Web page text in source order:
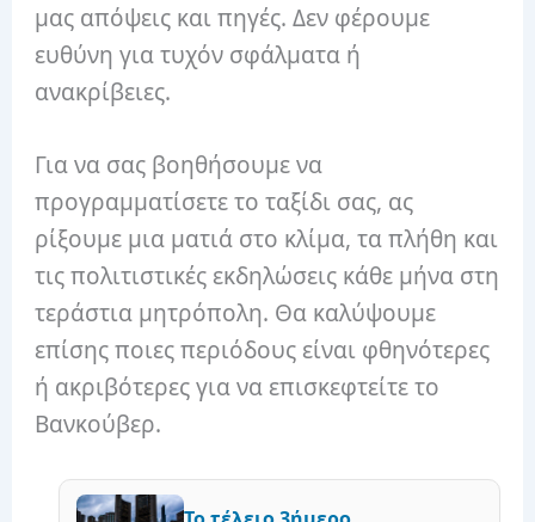
μας απόψεις και πηγές. Δεν φέρουμε
ευθύνη για τυχόν σφάλματα ή
ανακρίβειες.
Για να σας βοηθήσουμε να
προγραμματίσετε το ταξίδι σας, ας
ρίξουμε μια ματιά στο κλίμα, τα πλήθη και
τις πολιτιστικές εκδηλώσεις κάθε μήνα στη
τεράστια μητρόπολη. Θα καλύψουμε
επίσης ποιες περιόδους είναι φθηνότερες
ή ακριβότερες για να επισκεφτείτε το
Βανκούβερ.